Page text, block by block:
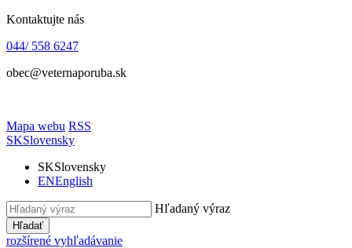
Kontaktujte nás
044/ 558 6247
obec@veternaporuba.sk
Mapa webu RSS
SKSlovensky
SKSlovensky
ENEnglish
Hľadaný výraz
Hľadať
rozšírené vyhľadávanie